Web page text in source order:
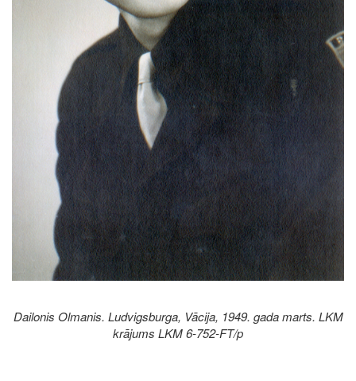
Dailonis Olmanis. Ludvigsburga, Vācija, 1949. gada marts. LKM
krājums LKM 6-752-FT/p